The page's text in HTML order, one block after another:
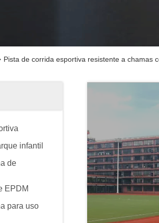
Pista de corrida esportiva resistente a chamas
infantil
de
EPDM
para uso